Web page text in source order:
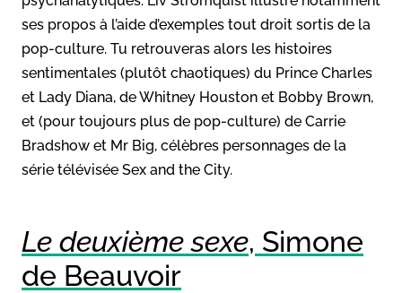
ses propos à l’aide d’exemples tout droit sortis de la
pop-culture. Tu retrouveras alors les histoires
sentimentales (plutôt chaotiques) du Prince Charles
et Lady Diana, de Whitney Houston et Bobby Brown,
et (pour toujours plus de pop-culture) de Carrie
Bradshow et Mr Big, célèbres personnages de la
série télévisée Sex and the City.
Le deuxième sexe, Simone
de Beauvoir